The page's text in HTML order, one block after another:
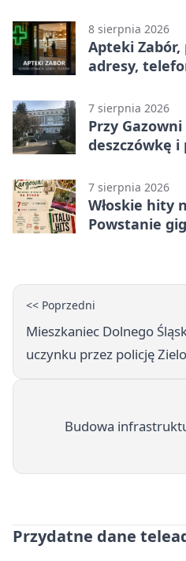
8 sierpnia 2026
Apteki
adresy,
7 sierpnia 2026
Przy
deszczówkę
7 sierpnia 2026
Włoskie hity
Powstanie
<< Poprzedni
Mieszkaniec Dolnego
uczynku przez policję
Budowa
Przydatne dane